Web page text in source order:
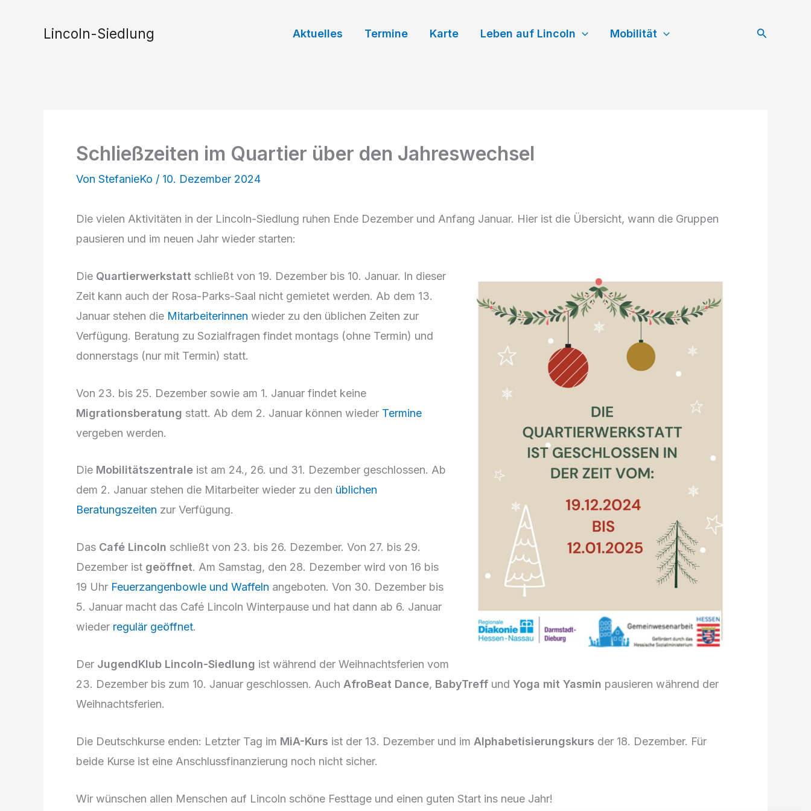
Lincoln-Siedlung Aktuelles Termine Karte Leben auf Lincoln Mobilität Suchen
Schließzeiten im Quartier über den Jahreswechsel
Von StefanieKo / 10. Dezember 2024
Die vielen Aktivitäten in der Lincoln-Siedlung ruhen Ende Dezember und Anfang Januar. Hier ist die Übersicht, wann die Gruppen
pausieren und im neuen Jahr wieder starten:
Die Quartierwerkstatt schließt von 19. Dezember bis 10. Januar. In dieser
Zeit kann auch der Rosa-Parks-Saal nicht gemietet werden. Ab dem 13.
Januar stehen die Mitarbeiterinnen wieder zu den üblichen Zeiten zur
Verfügung. Beratung zu Sozialfragen findet montags (ohne Termin) und
donnerstags (nur mit Termin) statt.
Von 23. bis 25. Dezember sowie am 1. Januar findet keine
Migrationsberatung statt. Ab dem 2. Januar können wieder Termine
vergeben werden.
Die Mobilitätszentrale ist am 24., 26. und 31. Dezember geschlossen. Ab
dem 2. Januar stehen die Mitarbeiter wieder zu den üblichen
Beratungszeiten zur Verfügung.
Das Café Lincoln schließt von 23. bis 26. Dezember. Von 27. bis 29.
Dezember ist geöffnet. Am Samstag, den 28. Dezember wird von 16 bis
19 Uhr Feuerzangenbowle und Waffeln angeboten. Von 30. Dezember bis
5. Januar macht das Café Lincoln Winterpause und hat dann ab 6. Januar
wieder regulär geöffnet.
Der JugendKlub Lincoln-Siedlung ist während der Weihnachtsferien vom
23. Dezember bis zum 10. Januar geschlossen. Auch AfroBeat Dance, BabyTreff und Yoga mit Yasmin pausieren während der
Weihnachtsferien.
Die Deutschkurse enden: Letzter Tag im MiA-Kurs ist der 13. Dezember und im Alphabetisierungskurs der 18. Dezember. Für
beide Kurse ist eine Anschlussfinanzierung noch nicht sicher.
Wir wünschen allen Menschen auf Lincoln schöne Festtage und einen guten Start ins neue Jahr!